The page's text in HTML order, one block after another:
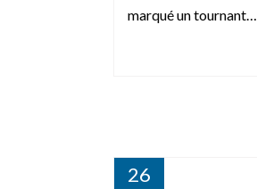
marqué un tournant…
26